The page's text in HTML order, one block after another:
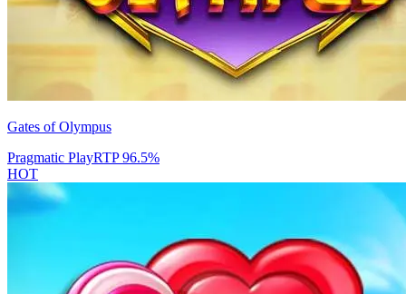
Gates of Olympus
Pragmatic PlayRTP96.5%
HOT